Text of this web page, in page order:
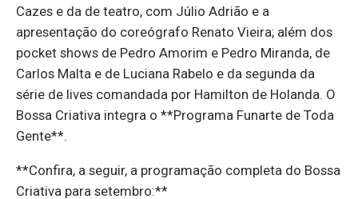
Cazes e da de teatro, com Júlio Adrião e a
apresentação do coreógrafo Renato Vieira; além dos
pocket shows de Pedro Amorim e Pedro Miranda, de
Carlos Malta e de Luciana Rabelo e da segunda da
série de lives comandada por Hamilton de Holanda. O
Bossa Criativa integra o **Programa Funarte de Toda
Gente**.
**Confira, a seguir, a programação completa do Bossa
Criativa para setembro:**